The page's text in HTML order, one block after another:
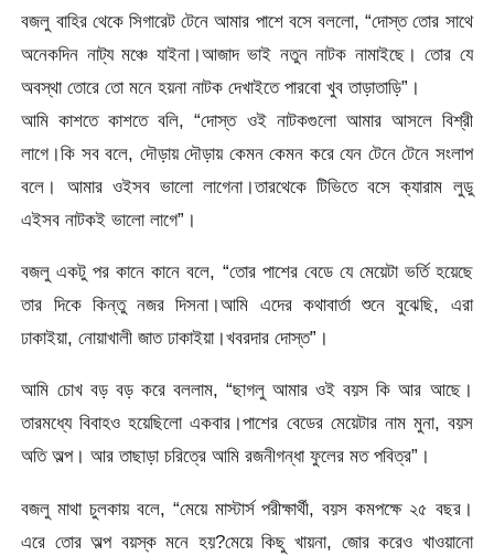
বজলু বাহির থেকে সিগারেট টেনে আমার পাশে বসে বললো, “দোস্ত তোর সাথে
অনেকদিন নাট্য মঞ্চে যাইনা।আজাদ ভাই নতুন নাটক নামাইছে। তোর যে
অবস্থা তোরে তো মনে হয়না নাটক দেখাইতে পারবো খুব তাড়াতাড়ি”।
আমি কাশতে কাশতে বলি, “দোস্ত ওই নাটকগুলো আমার আসলে বিশ্রী
লাগে।কি সব বলে, দৌড়ায় দৌড়ায় কেমন কেমন করে যেন টেনে টেনে সংলাপ
বলে। আমার ওইসব ভালো লাগেনা।তারথেকে টিভিতে বসে ক্যারাম লুডু
এইসব নাটকই ভালো লাগে”।
বজলু একটু পর কানে কানে বলে, “তোর পাশের বেডে যে মেয়েটা ভর্তি হয়েছে
তার দিকে কিন্তু নজর দিসনা।আমি এদের কথাবার্তা শুনে বুঝেছি, এরা
ঢাকাইয়া, নোয়াখালী জাত ঢাকাইয়া।খবরদার দোস্ত”।
আমি চোখ বড় বড় করে বললাম, “ছাগলু আমার ওই বয়স কি আর আছে।
তারমধ্যে বিবাহও হয়েছিলো একবার।পাশের বেডের মেয়েটার নাম মুনা, বয়স
অতি অল্প। আর তাছাড়া চরিত্রে আমি রজনীগন্ধা ফুলের মত পবিত্র”।
বজলু মাথা চুলকায় বলে, “মেয়ে মাস্টার্স পরীক্ষার্থী, বয়স কমপক্ষে ২৫ বছর।
এরে তোর অল্প বয়স্ক মনে হয়?মেয়ে কিছু খায়না, জোর করেও খাওয়ানো